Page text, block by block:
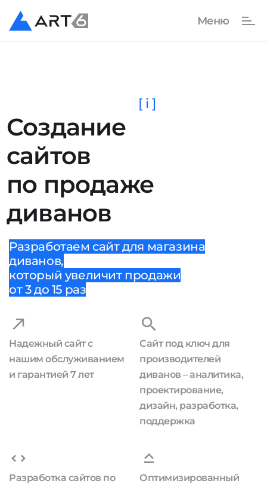
Создание
сайтов
по продаже
диванов
[ i ]
Разработаем сайт для магазина
диванов,
который увеличит продажи
от 3 до 15 раз
Надежный сайт с
нашим обслуживанием
и гарантией 7 лет
Сайт под ключ для
производителей
диванов – аналитика,
проектирование,
дизайн, разработка,
поддержка
Разработка сайтов по
Оптимизированный